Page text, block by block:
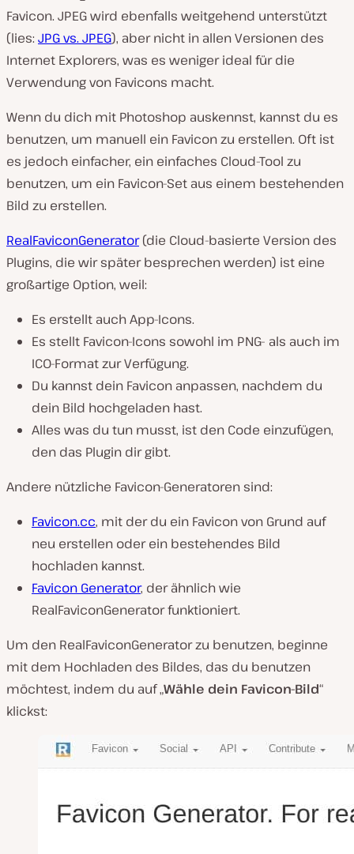
Favicon. JPEG wird ebenfalls weitgehend unterstützt
(lies: JPG vs. JPEG), aber nicht in allen Versionen des
Internet Explorers, was es weniger ideal für die
Verwendung von Favicons macht.
Wenn du dich mit Photoshop auskennst, kannst du es
benutzen, um manuell ein Favicon zu erstellen. Oft ist
es jedoch einfacher, ein einfaches Cloud-Tool zu
benutzen, um ein Favicon-Set aus einem bestehenden
Bild zu erstellen.
RealFaviconGenerator(die Cloud-basierte Version des
Plugins, die wir später besprechen werden) ist eine
großartige Option, weil:
Es erstellt auch App-Icons.
Es stellt Favicon-Icons sowohl im PNG- als auch im
ICO-Format zur Verfügung.
Du kannst dein Favicon anpassen, nachdem du
dein Bild hochgeladen hast.
Alles was du tun musst, ist den Code einzufügen,
den das Plugin dir gibt.
Andere nützliche Favicon-Generatoren sind:
Favicon.cc, mit der du ein Favicon von Grund auf
neu erstellen oder ein bestehendes Bild
hochladen kannst.
Favicon Generator, der ähnlich wie
RealFaviconGenerator funktioniert.
Um den RealFaviconGenerator zu benutzen, beginne
mit dem Hochladen des Bildes, das du benutzen
möchtest, indem du auf „Wähle dein Favicon-Bild“
klickst: